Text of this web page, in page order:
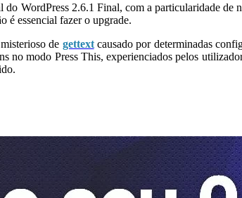
WordPress 2.6.1 Final, com a particularidade de
é essencial fazer o upgrade.
de gettextcausado por determinadas
no modo Press This, experienciados pelos